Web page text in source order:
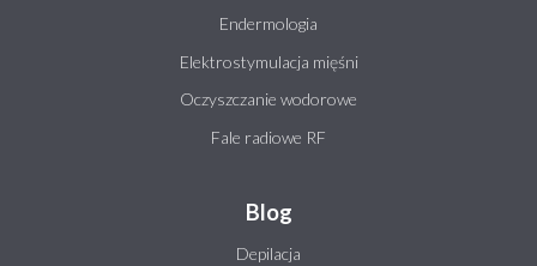
Endermologia
Elektrostymulacja mięśni
Oczyszczanie wodorowe
Fale radiowe RF
Blog
Depilacja